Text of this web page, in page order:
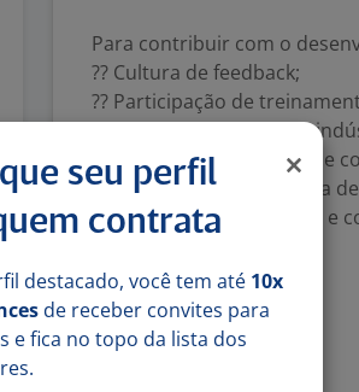
Para contribuir com o
?? Cultura de feedback;
?? Participação de
???Acesso plataforma
desenvolvimento técnico e
federações, personalizada
uso gratuito, 100% online e
-. Vale-transporte
-. wellhub
-. Vale-alimentação
seu perfil
contrata
destacado, você tem até 10x
de receber convites para
e fica no topo da lista dos